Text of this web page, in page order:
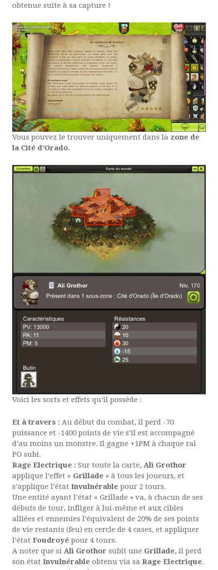
obtenue suite à sa capture !
Vous pouvez le trouver uniquement dans la zone de
la Cité d’Orado.
Voici les sorts et effets qu’il possède :
Et à travers : Au début du combat, il perd -70
puissance et -1400 points de vie s’il est accompagné
d’au moins un monstre. Il gagne +1PM à chaque ral
PO subi.
Rage Electrique : Sur toute la carte, Ali Grothor
applique l’effet « Grillade » à tous les joueurs, et
s’applique l’état Invulnérable pour 2 tours.
Une entité ayant l’état « Grillade » va, à chacun de ses
débuts de tour, infliger à lui-même et aux cibles
alliées et ennemies l’équivalent de 20% de ses points
de vie restants (feu) en cercle de 4 cases, et appliquer
l’état Foudroyé pour 4 tours.
A noter que si Ali Grothor subit une Grillade, il perd
son état Invulnérable obtenu via sa Rage Electrique.